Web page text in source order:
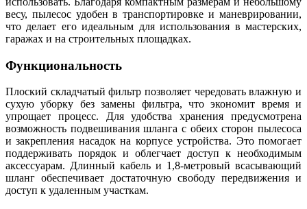
весу, пылесос удобен в транспортировке и маневрировании,
что делает его идеальным для использования в мастерских,
гаражах и на строительных площадках.
Функциональность
Плоский складчатый фильтр позволяет чередовать влажную и
сухую уборку без замены фильтра, что экономит время и
упрощает процесс. Для удобства хранения предусмотрена
возможность подвешивания шланга с обеих сторон пылесоса
и закрепления насадок на корпусе устройства. Это помогает
поддерживать порядок и облегчает доступ к необходимым
аксессуарам. Длинный кабель и 1,8-метровый всасывающий
шланг обеспечивает достаточную свободу передвижения и
доступ к удаленным участкам.